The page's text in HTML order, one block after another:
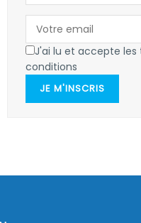
J'ai lu et accepte les
conditions
JE M'INSCRIS